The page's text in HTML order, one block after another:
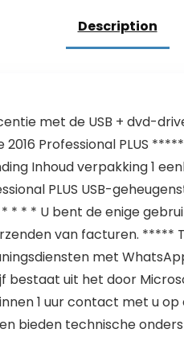
Description
met de USB + dvd-
Professional PLUS
Inhoud verpakking 1
PLUS USB-
* * * * U bent de enige
van facturen. *****
met
bestaat uit het door
1 uur contact met u op
bieden technische